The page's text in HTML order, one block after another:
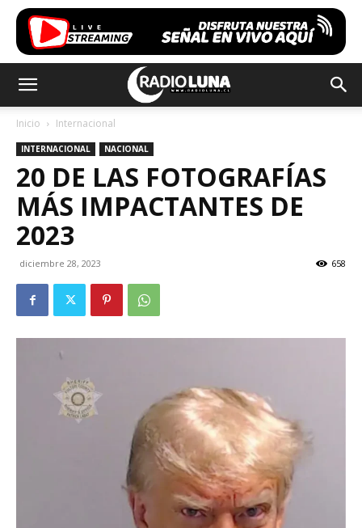
Inicio Internacional
INTERNACIONAL NACIONAL
20 DE LAS FOTOGRAFÍAS
MÁS IMPACTANTES DE
2023
diciembre 28, 2023 658